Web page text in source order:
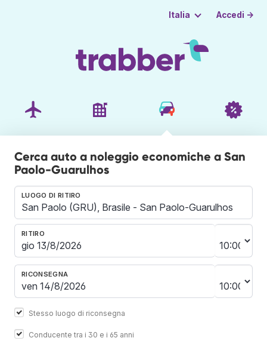
Italia Accedi →
Cerca auto a noleggio economiche a San
Paolo-Guarulhos
LUOGO DI RITIRO
RITIRO
RICONSEGNA
Stesso luogo di riconsegna
Conducente tra i 30 e i 65 anni